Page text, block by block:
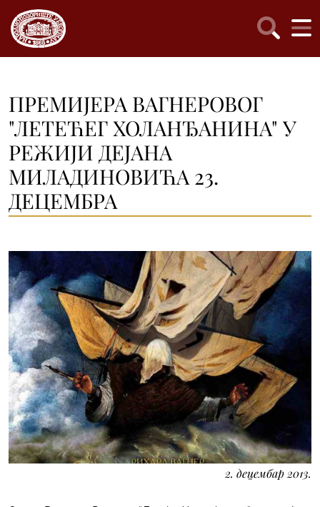
ПРЕМИЈЕРА ВАГНЕРОВОГ
"ЛЕТЕЋЕГ ХОЛАНЂАНИНА" У
РЕЖИЈИ ДЕЈАНА
МИЛАДИНОВИЋА 23.
ДЕЦЕМБРА
2. децембар 2013.